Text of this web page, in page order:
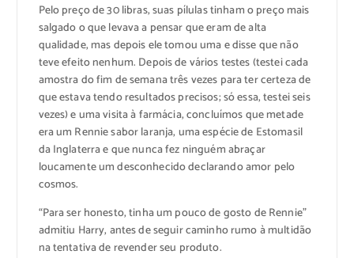
Pelo preço de 30 libras, suas pílulas tinham o preço mais
salgado o que levava a pensar que eram de alta
qualidade, mas depois ele tomou uma e disse que não
teve efeito nenhum. Depois de vários testes (testei cada
amostra do fim de semana três vezes para ter certeza de
que estava tendo resultados precisos; só essa, testei seis
vezes) e uma visita à farmácia, concluímos que metade
era um Rennie sabor laranja, uma espécie de Estomasil
da Inglaterra e que nunca fez ninguém abraçar
loucamente um desconhecido declarando amor pelo
cosmos.
“Para ser honesto, tinha um pouco de gosto de Rennie”
admitiu Harry, antes de seguir caminho rumo à multidão
na tentativa de revender seu produto.